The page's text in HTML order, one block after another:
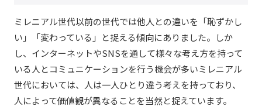
ミレニアル世代以前の世代では他人との違いを「恥ずかし
い」「変わっている」と捉える傾向にありました。しか
し、インターネットやSNSを通して様々な考え方を持って
いる人とコミュニケーションを行う機会が多いミレニアル
世代においては、人は一人ひとり違う考えを持っており、
人によって価値観が異なることを当然と捉えています。